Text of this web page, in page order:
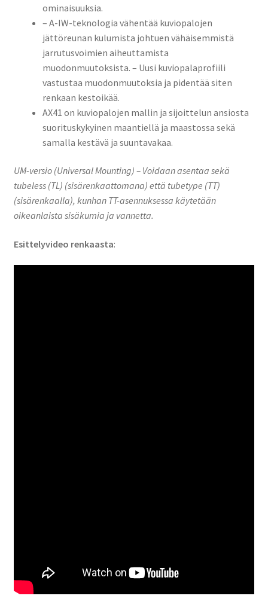
ominaisuuksia.
– A-IW-teknologia vähentää kuviopalojen
jättöreunan kulumista johtuen vähäisemmistä
jarrutusvoimien aiheuttamista
muodonmuutoksista. – Uusi kuviopalaprofiili
vastustaa muodonmuutoksia ja pidentää siten
renkaan kestoikää.
AX41 on kuviopalojen mallin ja sijoittelun ansiosta
suorituskykyinen maantiellä ja maastossa sekä
samalla kestävä ja suuntavakaa.
UM-versio (Universal Mounting) – Voidaan asentaa sekä
tubeless (TL) (sisärenkaattomana) että tubetype (TT)
(sisärenkaalla), kunhan TT-asennuksessa käytetään
oikeanlaista sisäkumia ja vannetta.
Esittelyvideo renkaasta: